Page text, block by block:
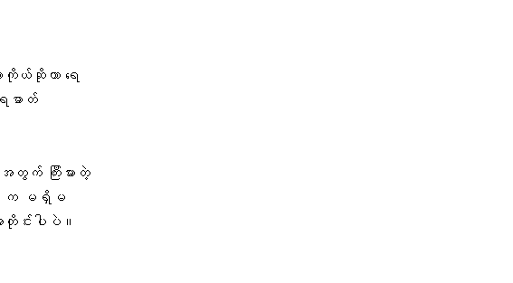
ယ်ဆိုတာ ရေ
ဓာတ်
ကြီးမားတဲ့
က မရှိမ
တိုင်းပါပဲ။